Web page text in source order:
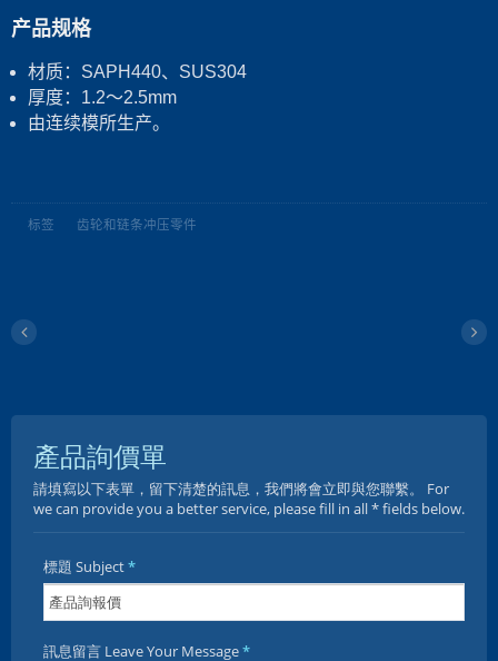
产品规格
材质：SAPH440、SUS304
厚度：1.2～2.5mm
由连续模所生产。
标签 齿轮和链条冲压零件